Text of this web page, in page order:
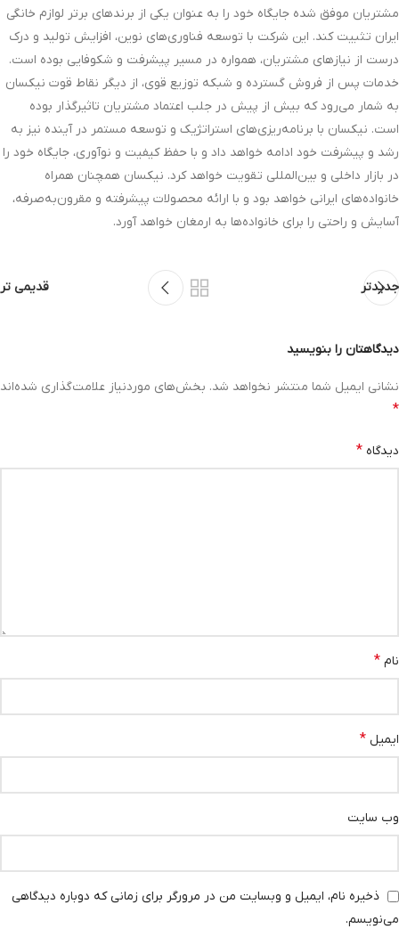
مشتریان موفق شده جایگاه خود را به عنوان یکی از برندهای برتر لوازم خانگی
ایران تثبیت کند. این شرکت با توسعه فناوری‌های نوین، افزایش تولید و درک
درست از نیازهای مشتریان، همواره در مسیر پیشرفت و شکوفایی بوده است.
خدمات پس از فروش گسترده و شبکه توزیع قوی، از دیگر نقاط قوت نیکسان
به شمار می‌رود که بیش از پیش در جلب اعتماد مشتریان تاثیرگذار بوده
است. نیکسان با برنامه‌ریزی‌های استراتژیک و توسعه مستمر در آینده نیز به
رشد و پیشرفت خود ادامه خواهد داد و با حفظ کیفیت و نوآوری، جایگاه خود را
در بازار داخلی و بین‌المللی تقویت خواهد کرد. نیکسان همچنان همراه
خانواده‌های ایرانی خواهد بود و با ارائه محصولات پیشرفته و مقرون‌به‌صرفه،
آسایش و راحتی را برای خانواده‌ها به ارمغان خواهد آورد.
جدیدتر قدیمی تر
دیدگاهتان را بنویسید
نشانی ایمیل شما منتشر نخواهد شد. بخش‌های موردنیاز علامت‌گذاری شده‌اند
*
دیدگاه *
نام *
ایمیل *
وب‌ سایت
ذخیره نام، ایمیل و وبسایت من در مرورگر برای زمانی که دوباره دیدگاهی
می‌نویسم.